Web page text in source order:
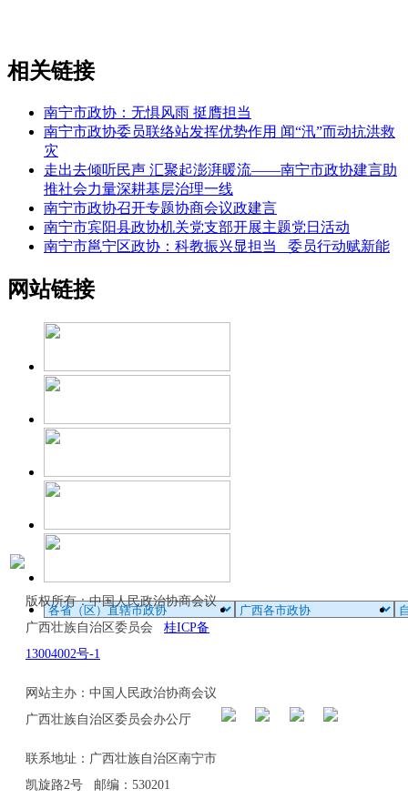
相关链接
南宁市政协：无惧风雨 挺膺担当
南宁市政协委员联络站发挥优势作用 闻“汛”而动抗洪救
灾
走出去倾听民声 汇聚起澎湃暖流——南宁市政协建言助
推社会力量深耕基层治理一线
南宁市政协召开专题协商会议政建言
南宁市宾阳县政协机关党支部开展主题党日活动
南宁市邕宁区政协：科教振兴显担当 委员行动赋新能
网站链接
版权所有：中国人民政治协商会议
广西壮族自治区委员会 桂ICP备
13004002号-1
网站主办：中国人民政治协商会议
广西壮族自治区委员会办公厅
联系地址：广西壮族自治区南宁市
凯旋路2号 邮编：530201